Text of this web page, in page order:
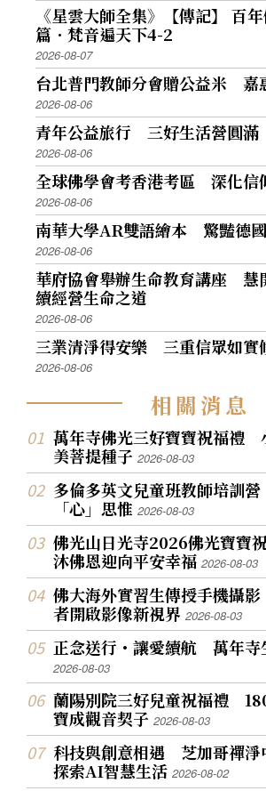
《星雲大師全集》【傳記】 百
篇．梵音遍天下4-2
2026-08-07
台北普門教師分會贈公益米 嘉
2026-08-06
青年公益旅行 三好生活營圓滿
2026-08-06
全球佛學會考香港考區 深化信
2026-08-06
南華大學AR雙語繪本 驚豔德
2026-08-06
華府協會舉辦生命教育講座 慧
續經營生命之道
2026-08-06
三業清淨得安樂 三重信眾如實
2026-08-06
相關消息
萬年寺佛光三好寶寶祝福禮
美菩提種子2026-08-03
多倫多英文兒童班教師培訓
「心」思惟2026-08-03
佛光山日光寺2026佛光寶寶
沐佛恩迎向平安幸福2026-08-03
佛大海外實習生傳授手機攝
者開啟影像新視界2026-08-03
正念送行・讓愛續航 萬年寺
2026-08-03
蘭陽別院三好兒童祝福禮
寶成觀音契子2026-08-03
科技與創意相遇 芝加哥禪淨
探索AI智慧生活2026-08-02